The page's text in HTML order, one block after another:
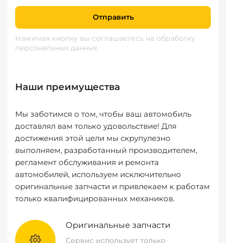
Отправить
Нажимая кнопку вы соглашаетесь на обработку
персональных данных
Наши преимущества
Мы заботимся о том, чтобы ваш автомобиль
доставлял вам только удовольствие! Для
достижения этой цели мы скрупулезно
выполняем, разработанный производителем,
регламент обслуживания и ремонта
автомобилей, используем исключительно
оригинальные запчасти и привлекаем к работам
только квалифицированных механиков.
Оригинальные запчасти
Сервис использует только